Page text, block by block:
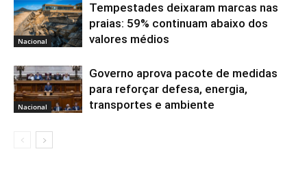
Nacional
Tempestades deixaram marcas nas
praias: 59% continuam abaixo dos
valores médios
Nacional
Governo aprova pacote de medidas
para reforçar defesa, energia,
transportes e ambiente